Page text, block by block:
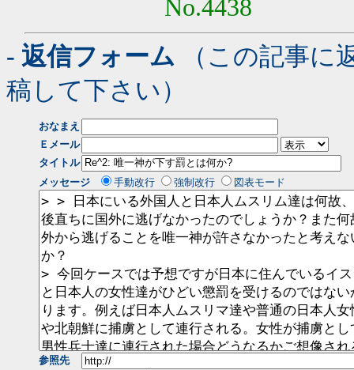
No.4438
- 返信フォーム （この記事に
稿して下さい）
おなまえ
Ｅメール
タイトル
メッセージ
手動改行 強制改行 図表モード
参照先